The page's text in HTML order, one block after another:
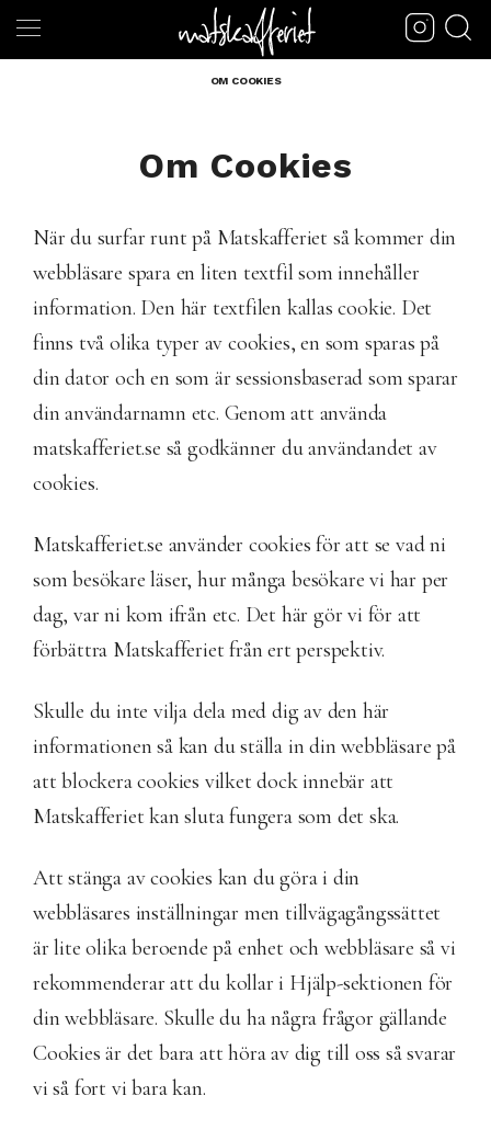
OM COOKIES
Om Cookies
När du surfar runt på Matskafferiet så kommer din
webbläsare spara en liten textfil som innehåller
information. Den här textfilen kallas cookie. Det
finns två olika typer av cookies, en som sparas på
din dator och en som är sessionsbaserad som sparar
din användarnamn etc. Genom att använda
matskafferiet.se så godkänner du användandet av
cookies.
Matskafferiet.se använder cookies för att se vad ni
som besökare läser, hur många besökare vi har per
dag, var ni kom ifrån etc. Det här gör vi för att
förbättra Matskafferiet från ert perspektiv.
Skulle du inte vilja dela med dig av den här
informationen så kan du ställa in din webbläsare på
att blockera cookies vilket dock innebär att
Matskafferiet kan sluta fungera som det ska.
Att stänga av cookies kan du göra i din
webbläsares inställningar men tillvägagångssättet
är lite olika beroende på enhet och webbläsare så vi
rekommenderar att du kollar i Hjälp-sektionen för
din webbläsare. Skulle du ha några frågor gällande
Cookies är det bara att höra av dig till oss så svarar
vi så fort vi bara kan.